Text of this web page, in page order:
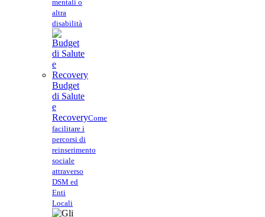
mentali o
altra
disabilità
Budget
di Salute
e
RecoveryCome
facilitare i
percorsi di
reinserimento
sociale
attraverso
DSM ed
Enti
Locali